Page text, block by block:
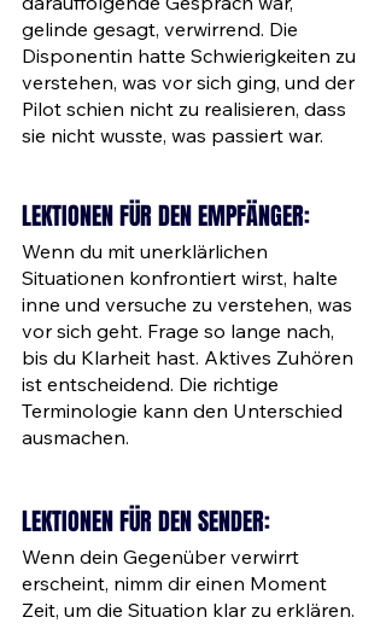
gelinde gesagt, verwirrend. Die
Disponentin hatte Schwierigkeiten zu
verstehen, was vor sich ging, und der
Pilot schien nicht zu realisieren, dass
sie nicht wusste, was passiert war.
LEKTIONEN FÜR DEN EMPFÄNGER:
Wenn du mit unerklärlichen
Situationen konfrontiert wirst, halte
inne und versuche zu verstehen, was
vor sich geht. Frage so lange nach,
bis du Klarheit hast. Aktives Zuhören
ist entscheidend. Die richtige
Terminologie kann den Unterschied
ausmachen.
LEKTIONEN FÜR DEN SENDER:
Wenn dein Gegenüber verwirrt
erscheint, nimm dir einen Moment
Zeit, um die Situation klar zu erklären.